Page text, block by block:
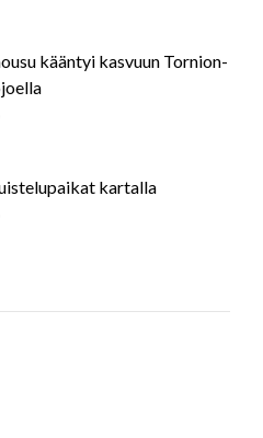
kääntyi kasvuun Tornion-
kartalla